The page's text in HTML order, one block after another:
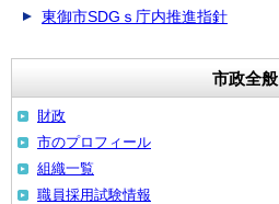
東御市SDGｓ庁内推進指針
市政全般
財政
市のプロフィール
組織一覧
職員採用試験情報